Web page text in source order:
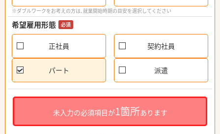
※ダブルワークをお考えの方は、就業開始時期の目安を選択してください
希望雇用形態 必須
正社員 契約社員
パート 派遣
未入力の必須項目が1箇所あります